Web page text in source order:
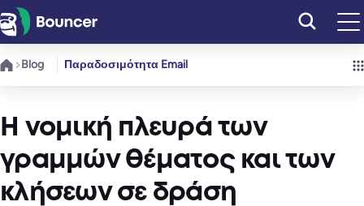
Μετάβαση
στο
περιεχόμενο
Blog Παραδοσιμότητα Email
Η νομική πλευρά των
γραμμών θέματος και των
κλήσεων σε δράση